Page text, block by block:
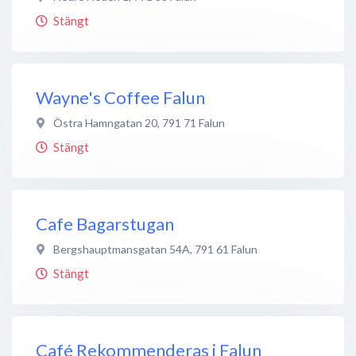
Stängt
Wayne's Coffee Falun
Östra Hamngatan 20, 791 71 Falun
Stängt
Cafe Bagarstugan
Bergshauptmansgatan 54A, 791 61 Falun
Stängt
Café Rekommenderas i Falun